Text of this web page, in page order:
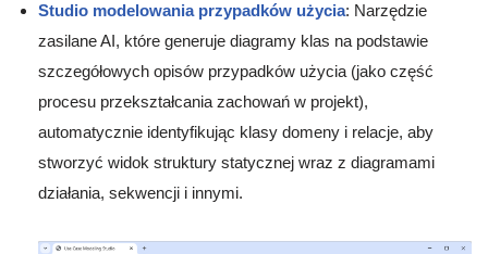
Studio modelowania przypadków użycia: Narzędzie
zasilane AI, które generuje diagramy klas na podstawie
szczegółowych opisów przypadków użycia (jako część
procesu przekształcania zachowań w projekt),
automatycznie identyfikując klasy domeny i relacje, aby
stworzyć widok struktury statycznej wraz z diagramami
działania, sekwencji i innymi.